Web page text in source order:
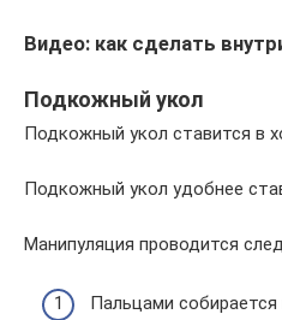
Видео: как сделать
Подкожный укол
Подкожный укол ставится в
Подкожный укол удобнее
Манипуляция проводится
Пальцами собирается